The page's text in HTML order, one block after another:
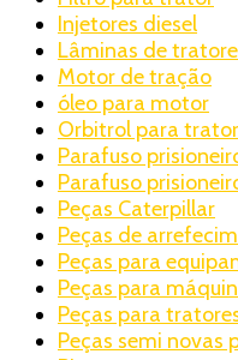
Injetores diesel
Lâminas de
Motor de tração
óleo para motor
Orbitrol para trator
Parafuso
Parafuso
Peças Caterpillar
Peças de
Peças para
Peças para
Peças para
Peças semi novas